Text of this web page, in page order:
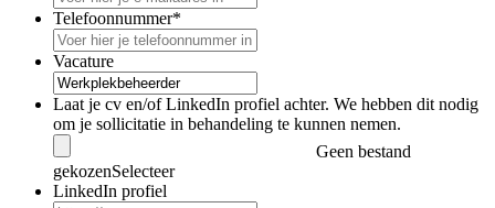
Telefoonnummer*
Vacature
Laat je cv en/of LinkedIn profiel achter. We hebben dit nodig
om je sollicitatie in behandeling te kunnen nemen.
Geen bestand
gekozenSelecteer
LinkedIn profiel